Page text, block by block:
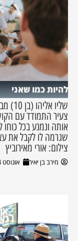
להיות כמו שאני
צעיר התמודד עם
אותה ונמנע בכל
שגרמה לו לקבל את
צילום: אורי מאירוביץ
מירב בן יאיר אוגוסט 4, 2026